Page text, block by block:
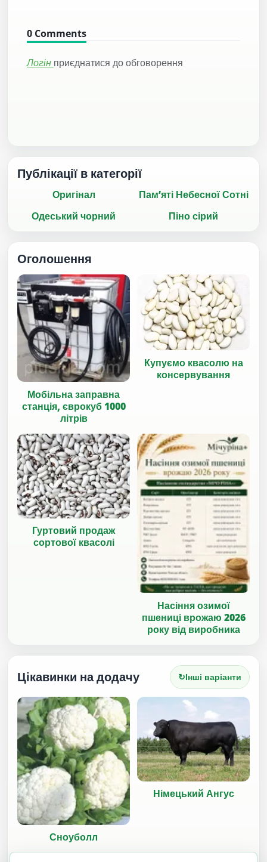
0 Comments
Логін приєднатися до обговорення
Публікації в категорії
Оригінал
Пам’яті Небесної Сотні
Одеський чорний
Піно сірий
Оголошення
Мобільна заправна
станція, єврокуб 1000
літрів
Купуємо квасолю на
консервування
Гуртовий продаж
сортової квасолі
Насіння озимої
пшениці врожаю 2026
року від виробника
Цікавинки на додачу ↻Інші варіанти
Сноуболл
Німецький Ангус